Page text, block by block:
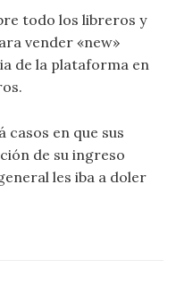
todo los libreros y
vender «new»
de la plataforma en
casos en que sus
de su ingreso
les iba a doler